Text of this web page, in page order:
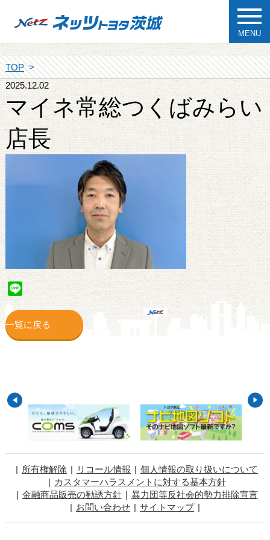
MENU
TOP
2025.12.02
マイネ常総つくばみらい
店長
Line
一覧に戻る
所有権解除 リコール情報
個人情報の取り扱いについて
カスタマーハラスメントに対する基本方針
金融商品販売の勧誘方針
暴力団等反社会的勢力排除宣言
お問い合わせ
サイトマップ